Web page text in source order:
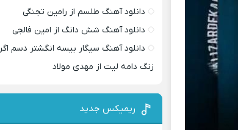
دانلود آهنگ طلسم از رامین تجنگی
دانلود آهنگ شش دانگ از امین فالجی
دانلود آهنگ سیگار بیسه انگشتر دسم اگر
زنگ دامه لیت از مهدی مولاد
ریمیکس جدید